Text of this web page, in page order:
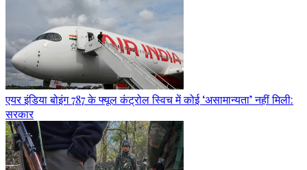
एयर इंडिया बोइंग 787 के फ्यूल कंट्रोल स्विच में कोई ‘असामान्यता’ नहीं मिली:
सरकार